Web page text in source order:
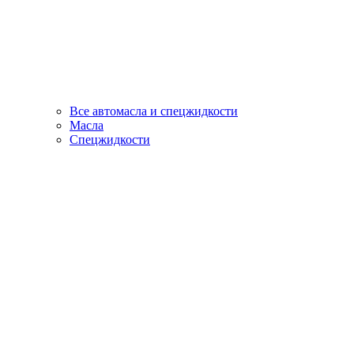
Все автомасла и спецжидкости
Масла
Спецжидкости